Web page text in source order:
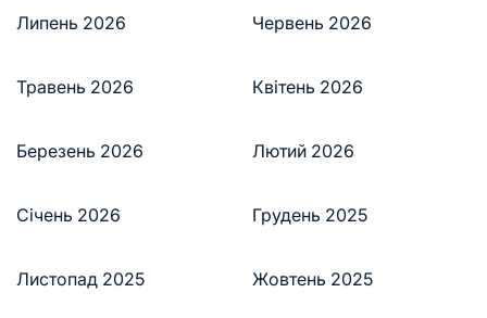
Липень 2026
Червень 2026
Травень 2026 Квітень 2026
Березень 2026 Лютий 2026
Січень 2026 Грудень 2025
Листопад 2025 Жовтень 2025